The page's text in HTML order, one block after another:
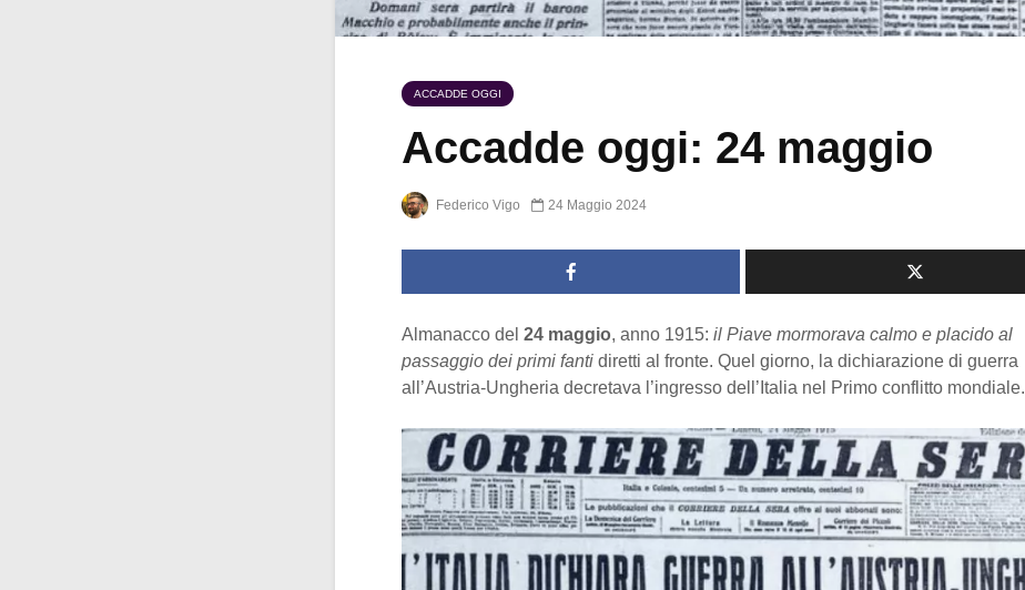
ACCADDE OGGI
Accadde oggi: 24 maggio
Federico Vigo 24 Maggio 2024
Almanacco del 24 maggio, anno 1915: il Piave mormorava calmo e placido al
passaggio dei primi fanti diretti al fronte. Quel giorno, la dichiarazione di guerra
all’Austria-Ungheria decretava l’ingresso dell’Italia nel Primo conflitto mondiale.